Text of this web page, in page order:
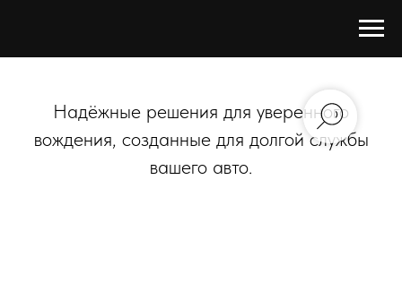
Надёжные решения для уверенного
вождения, созданные для долгой службы
вашего авто.